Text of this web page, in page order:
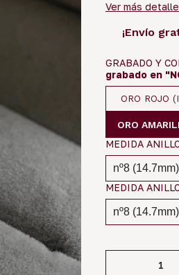
Ver más
¡Envío
GRABADO Y
grabado en
ORO ROJO
ORO
MEDIDA
MEDIDA